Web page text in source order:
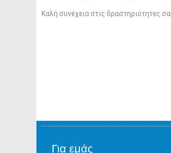
Καλή συνέχεια στις δραστηριότητες
Για εμάς